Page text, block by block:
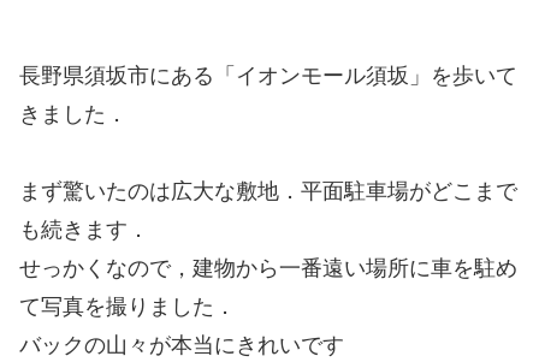
長野県須坂市にある「イオンモール須坂」を歩いて
きました．
まず驚いたのは広大な敷地．平面駐車場がどこまで
も続きます．
せっかくなので，建物から一番遠い場所に車を駐め
て写真を撮りました．
バックの山々が本当にきれいです